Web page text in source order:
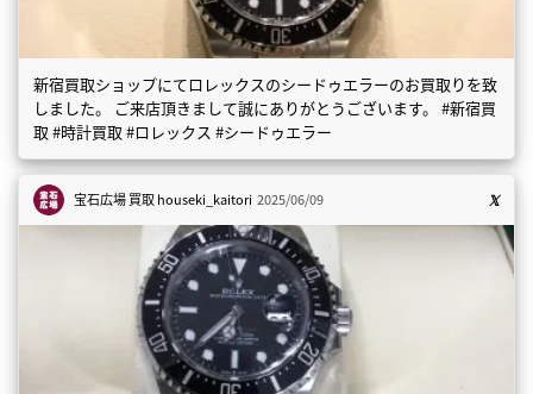
新宿買取ショップにてロレックスのシードゥエラーのお買取りを致
しました。 ご来店頂きまして誠にありがとうございます。 #新宿買
取 #時計買取 #ロレックス #シードゥエラー
宝石広場 買取houseki_kaitori 2025/06/09